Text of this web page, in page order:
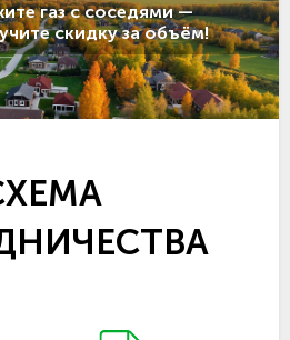
газ с соседями —
скидку за объём!